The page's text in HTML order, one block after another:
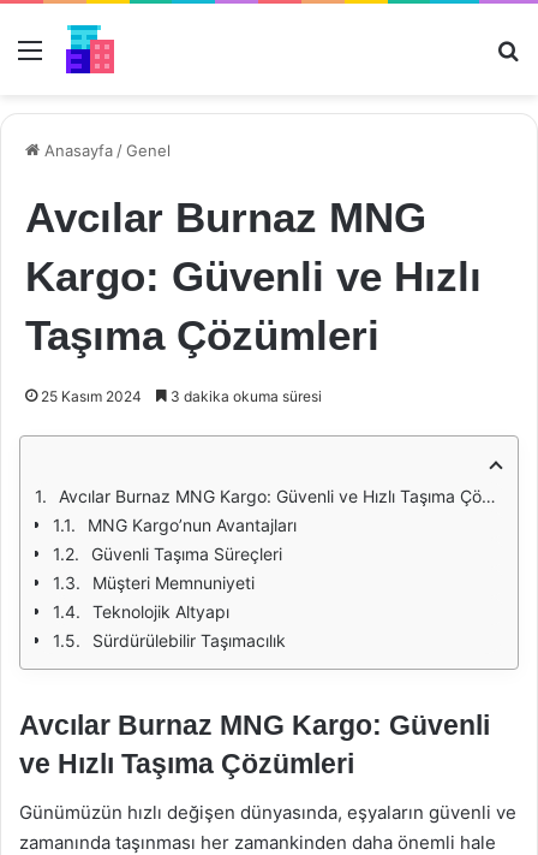
Menü
Anasayfa /Genel
Avcılar Burnaz MNG
Kargo: Güvenli ve Hızlı
Taşıma Çözümleri
25 Kasım 2024 3 dakika okuma süresi
Avcılar Burnaz MNG Kargo: Güvenli ve Hızlı Taşıma Çözümleri
MNG Kargo’nun Avantajları
Güvenli Taşıma Süreçleri
Müşteri Memnuniyeti
Teknolojik Altyapı
Sürdürülebilir Taşımacılık
Avcılar Burnaz MNG Kargo: Güvenli
ve Hızlı Taşıma Çözümleri
Günümüzün hızlı değişen dünyasında, eşyaların güvenli ve
zamanında taşınması her zamankinden daha önemli hale